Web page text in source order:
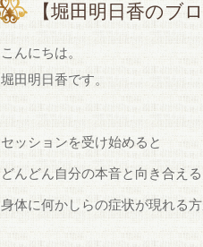
【堀田明日香の
こんにちは。
堀田明日香です。
セッションを受け始めると
どんどん自分の本音と向き合え
身体に何かしらの症状が現れる